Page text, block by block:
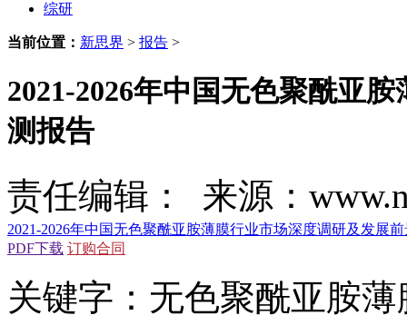
综研
当前位置： 新思界 > 报告 >
2021-2026年中国无色聚酰亚
测报告
责任编辑： 来源：
2021-2026年中国无色聚酰亚胺薄膜行业市场深度调研及发展
PDF下载 订购合同
关键字：无色聚酰亚胺薄